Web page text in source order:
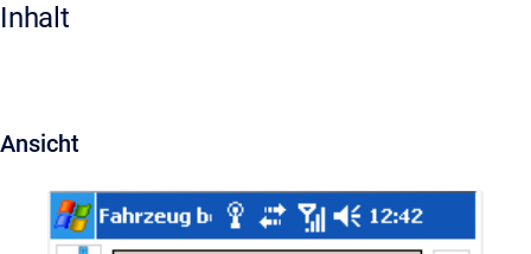
Inhalt
Ansicht